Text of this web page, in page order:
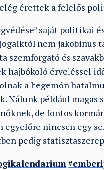
érettek a felelős
saját politikai és
nem jakobinus
szemforgató és
hajbókoló érveléssel
a hegemón
Nálunk például magas
de fontos
egyelőre nincsen egy
pedig